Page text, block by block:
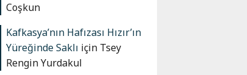
Coşkun
Kafkasya’nın Hafızası Hızır’ın
Yüreğinde Saklı için Tsey
Rengin Yurdakul